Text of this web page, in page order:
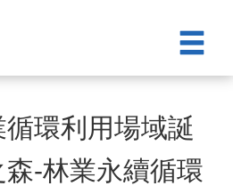
環利用場域誕
-林業永續循環